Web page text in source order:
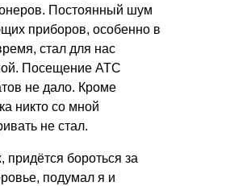
Постоянный шум
приборов, особенно в
стал для нас
Посещение АТС
не дало. Кроме
никто со мной
не стал.
придётся бороться за
подумал я и